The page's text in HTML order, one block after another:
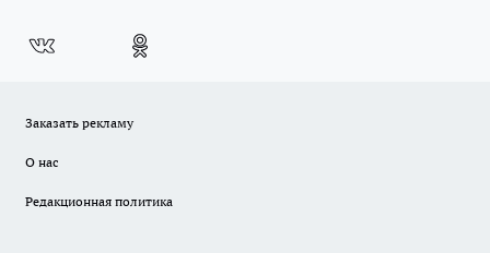
Заказать рекламу
О нас
Редакционная политика